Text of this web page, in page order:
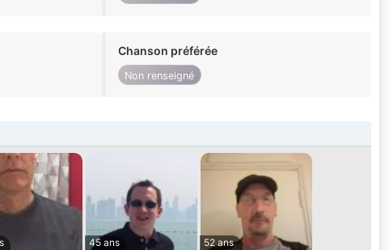
Chanson préférée
Non renseigné
45 ans
52 ans